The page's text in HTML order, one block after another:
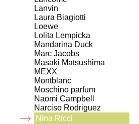
Lanvin
Laura Biagiotti
Loewe
Lolita Lempicka
Mandarina Duck
Marc Jacobs
Masaki Matsushima
MEXX
Montblanc
Moschino parfum
Naomi Campbell
Narciso Rodriguez
Nina Ricci